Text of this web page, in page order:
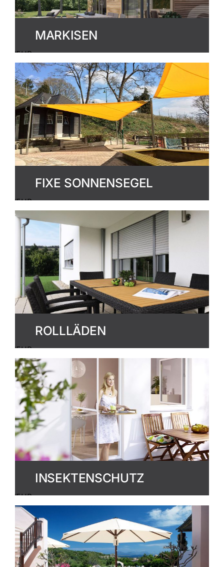
MARKISEN
MEHR
ERFAHREN
FIXE SONNENSEGEL
MEHR
ERFAHREN
ROLLLÄDEN
MEHR
ERFAHREN
INSEKTENSCHUTZ
MEHR
ERFAHREN